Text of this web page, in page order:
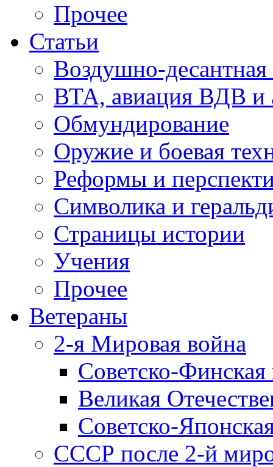
Прочее
Статьи
Воздушно-десантная
ВТА, авиация ВДВ и
Обмундирование
Оружие и боевая
Реформы и
Символика и
Страницы истории
Учения
Прочее
Ветераны
2-я Мировая война
Советско-
Великая
Советско-
СССР после 2-й